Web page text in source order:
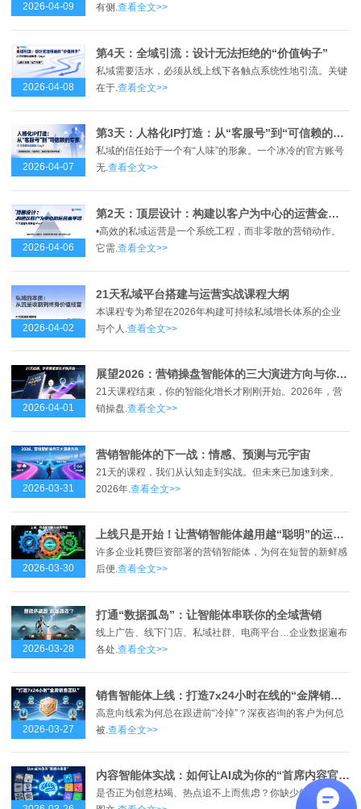
2026-04-09
有侧.查看全文>>
2026-04-08
第4天：全域引流：设计无法拒绝的“价值钩子”
私域需要活水，必须从线上线下各触点系统性地引流。关键
在于. 查看全文>>
2026-04-07
第3天：人格化IP打造：从“客服号”到“可信赖的专家”
私域的信任始于一个有“人味”的形象。一个冰冷的官方账号
无.查看全文>>
2026-04-06
第2天：顶层设计：构建以客户为中心的运营金字塔
•高效的私域运营是一个系统工程，而非零散的营销动作。
它需.查看全文>>
2026-04-02
21天私域平台搭建与运营实战课程大纲
本课程专为希望在2026年构建可持续私域增长体系的企业
与个人. 查看全文>>
2026-04-01
展望2026：营销操盘智能体的三大演进方向与你的行动清单
21天课程结束，你的智能化增长才刚刚开始。2026年，营
销操盘.查看全文>>
2026-03-31
营销智能体的下一战：情感、预测与元宇宙
21天的课程，我们从认知走到实战。但未来已加速到来。
2026年. 查看全文>>
2026-03-30
上线只是开始！让营销智能体越用越“聪明”的运营心法
许多企业耗费巨资部署的营销智能体，为何在短暂的新鲜感
后便.查看全文>>
2026-03-28
打通“数据孤岛”：让智能体串联你的全域营销
线上广告、线下门店、私域社群、电商平台…企业数据遍布
各处.查看全文>>
2026-03-27
销售智能体上线：打造7x24小时在线的“金牌销售团队”
高意向线索为何总在跟进前“冷掉”？深夜咨询的客户为何总
被. 查看全文>>
内容智能体实战：如何让AI成为你的“首席内容官”？
是否正为创意枯竭、热点追不上而焦虑？你缺少的不是AI生